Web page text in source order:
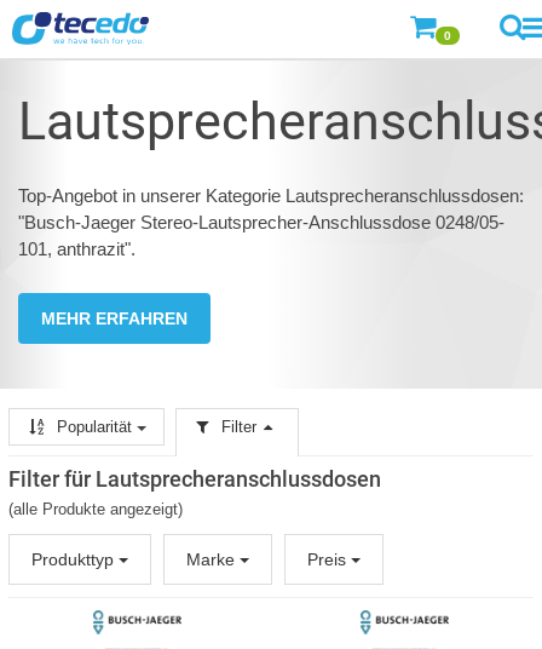
0
Top-Angebot in unserer Kategorie Lautsprecheranschlussdosen:
"Busch-Jaeger Stereo-Lautsprecher-Anschlussdose 0248/05-
101, anthrazit".
MEHR ERFAHREN
Popularität Filter
Filter für Lautsprecheranschlussdosen
(alle Produkte angezeigt)
Produkttyp Marke Preis